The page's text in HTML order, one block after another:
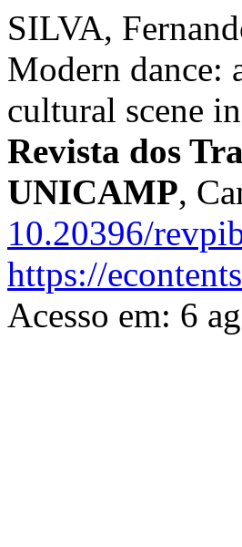
SILVA,
Modern dance:
cultural scene
Revista dos
UNICAMP,
10.20396/
https://
Acesso em: 6